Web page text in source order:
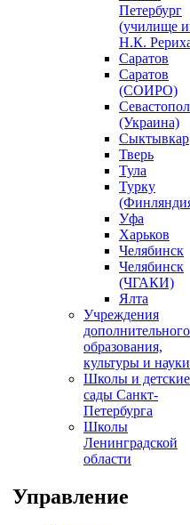
Петербург
(училище
Н.К.
Саратов
Саратов
(СОИРО)
(Украина)
Сыктывкар
Тверь
Тула
Турку
Уфа
Харьков
Челябинск
Челябинск
(ЧГАКИ)
Ялта
Учреждения
дополнительного
образования,
культуры и науки
Школы и детские
сады Санкт-
Петербурга
Школы
Ленинградской
области
Управление